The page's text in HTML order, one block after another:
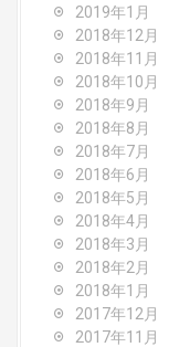
2019年1月
2018年12月
2018年11月
2018年10月
2018年9月
2018年8月
2018年7月
2018年6月
2018年5月
2018年4月
2018年3月
2018年2月
2018年1月
2017年12月
2017年11月